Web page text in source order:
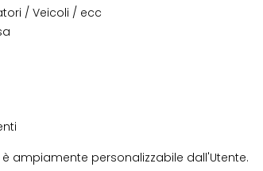
/ Veicoli / ecc
ampiamente personalizzabile dall'Utente.